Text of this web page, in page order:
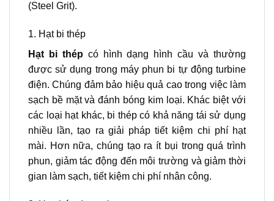
(Steel Grit).
1. Hạt bi thép
Hạt bi thépcó hình dạng hình cầu và thường
được sử dụng trong máy phun bi tự động turbine
điện. Chúng đảm bảo hiệu quả cao trong việc làm
sạch bề mặt và đánh bóng kim loại. Khác biệt với
các loại hạt khác, bi thép có khả năng tái sử dụng
nhiều lần, tạo ra giải pháp tiết kiệm chi phí hạt
mài. Hơn nữa, chúng tạo ra ít bụi trong quá trình
phun, giảm tác động đến môi trường và giảm thời
gian làm sạch, tiết kiệm chi phí nhân công.